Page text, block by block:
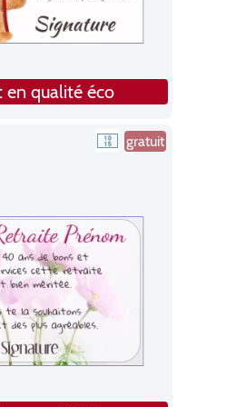
en qualité éco
gratuit